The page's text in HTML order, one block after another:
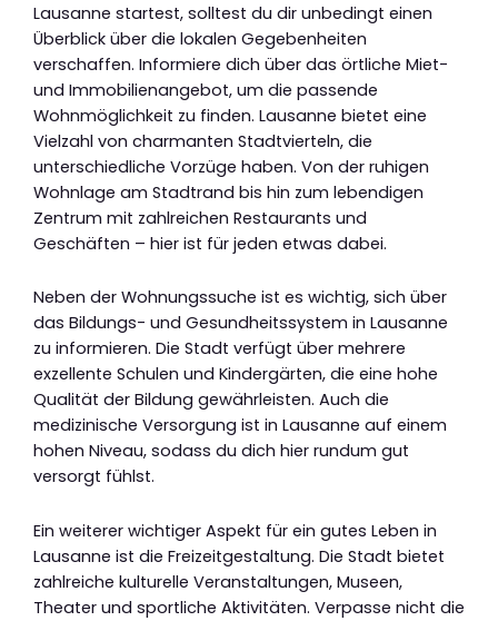
Lausanne startest, solltest du dir unbedingt einen
Überblick über die lokalen Gegebenheiten
verschaffen. Informiere dich über das örtliche Miet-
und Immobilienangebot, um die passende
Wohnmöglichkeit zu finden. Lausanne bietet eine
Vielzahl von charmanten Stadtvierteln, die
unterschiedliche Vorzüge haben. Von der ruhigen
Wohnlage am Stadtrand bis hin zum lebendigen
Zentrum mit zahlreichen Restaurants und
Geschäften – hier ist für jeden etwas dabei.
Neben der Wohnungssuche ist es wichtig, sich über
das Bildungs- und Gesundheitssystem in Lausanne
zu informieren. Die Stadt verfügt über mehrere
exzellente Schulen und Kindergärten, die eine hohe
Qualität der Bildung gewährleisten. Auch die
medizinische Versorgung ist in Lausanne auf einem
hohen Niveau, sodass du dich hier rundum gut
versorgt fühlst.
Ein weiterer wichtiger Aspekt für ein gutes Leben in
Lausanne ist die Freizeitgestaltung. Die Stadt bietet
zahlreiche kulturelle Veranstaltungen, Museen,
Theater und sportliche Aktivitäten. Verpasse nicht die